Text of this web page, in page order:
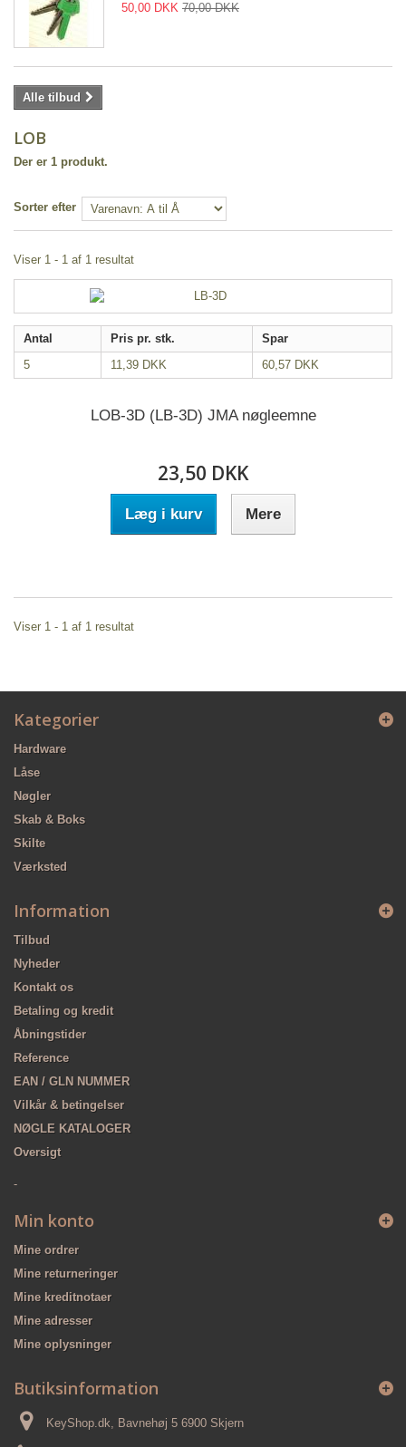
50,00 DKK 70,00 DKK
Alle tilbud
LOB
Der er 1 produkt.
Sorter efter
Viser 1 - 1 af 1 resultat
Antal Pris pr. stk.
Spar
5
11,39 DKK 60,57 DKK
LOB-3D (LB-3D) JMA nøgleemne
23,50 DKK
Læg i kurv Mere
Viser 1 - 1 af 1 resultat
Kategorier
Hardware
Låse
Nøgler
Skab & Boks
Skilte
Værksted
Information
Tilbud
Nyheder
Kontakt os
Betaling og kredit
Åbningstider
Reference
EAN / GLN NUMMER
Vilkår & betingelser
NØGLE KATALOGER
Oversigt
-
Min konto
Mine ordrer
Mine returneringer
Mine kreditnotaer
Mine adresser
Mine oplysninger
Butiksinformation
KeyShop.dk, Bavnehøj 5 6900 Skjern